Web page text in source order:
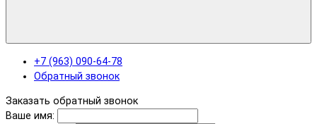
+7 (963) 090-64-78
Обратный звонок
Заказать обратный звонок
Ваше имя: